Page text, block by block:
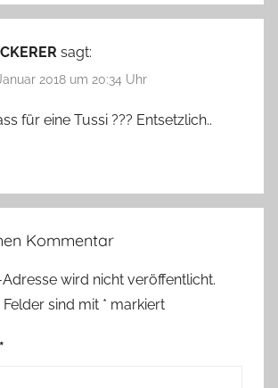
sagt:
2018 um 20:34 Uhr
für eine Tussi ??? Entsetzlich..
Kommentar
wird nicht veröffentlicht.
sind mit * markiert
*